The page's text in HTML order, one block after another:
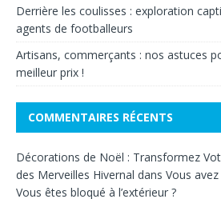
Derrière les coulisses : exploration
agents de footballeurs
Artisans, commerçants : nos astuces
meilleur prix !
COMMENTAIRES RÉCENTS
Décorations de Noël : Transformez
des Merveilles Hivernal dans Vous
Vous êtes bloqué à l’extérieur ?